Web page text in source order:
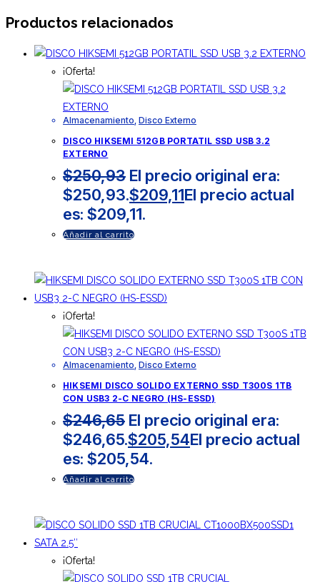
Productos relacionados
¡Oferta!
Almacenamiento, Disco Externo
DISCO HIKSEMI 512GB PORTATIL SSD USB 3.2
EXTERNO
$250,93 El precio original era:
$250,93.$209,11El precio actual
es: $209,11.
Añadir al carrito
¡Oferta!
Almacenamiento Disco Externo
HIKSEMI DISCO SOLIDO EXTERNO SSD T300S 1TB
CON USB3 2-C NEGRO (HS-ESSD)
$246,65 El precio original era:
$246,65.$205,54El precio actual
es: $205,54.
Añadir al carrito
¡Oferta!